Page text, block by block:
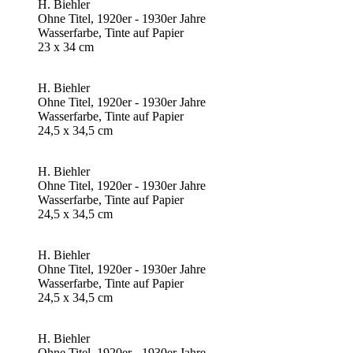
H. Biehler
Ohne Titel, 1920er - 1930er Jahre
Wasserfarbe, Tinte auf Papier
23 x 34 cm
H. Biehler
Ohne Titel, 1920er - 1930er Jahre
Wasserfarbe, Tinte auf Papier
24,5 x 34,5 cm
H. Biehler
Ohne Titel, 1920er - 1930er Jahre
Wasserfarbe, Tinte auf Papier
24,5 x 34,5 cm
H. Biehler
Ohne Titel, 1920er - 1930er Jahre
Wasserfarbe, Tinte auf Papier
24,5 x 34,5 cm
H. Biehler